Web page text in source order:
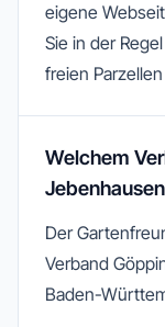
eigene
Sie in der
freien
Welchem
Der
Verband
Baden-